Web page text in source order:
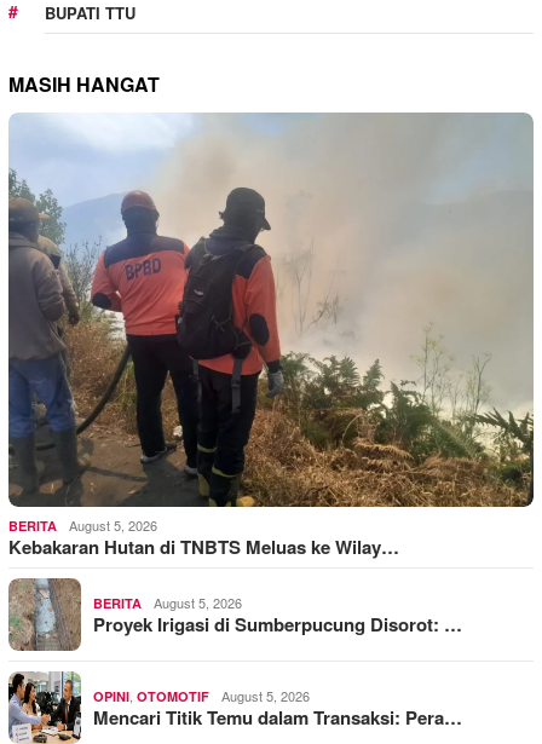
BUPATI TTU
MASIH HANGAT
BERITA August 5, 2026
Kebakaran Hutan di TNBTS Meluas ke Wilay…
BERITA August 5, 2026
Proyek Irigasi di Sumberpucung Disorot: …
OPINI OTOMOTIF August 5, 2026
Mencari Titik Temu dalam Transaksi: Pera…